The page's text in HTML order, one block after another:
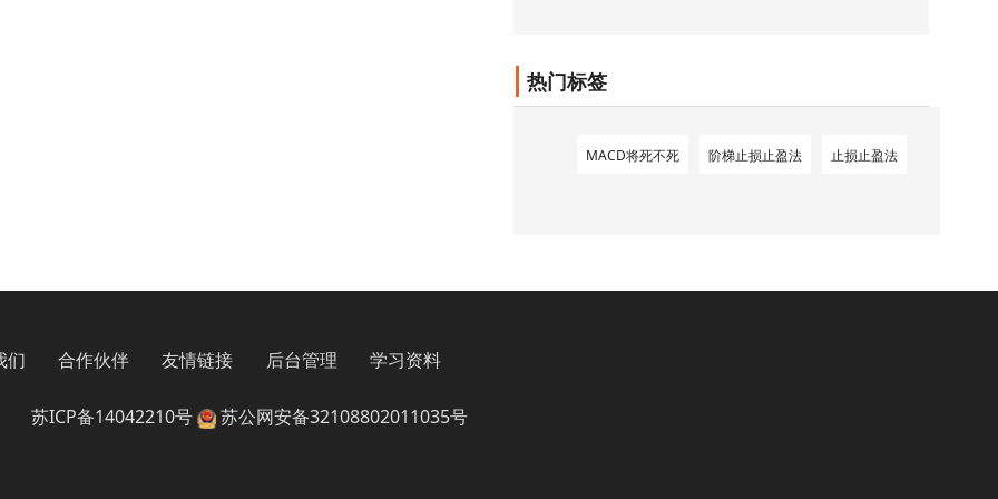
热门标签
MACD将死不死 阶梯止损止盈法 止损止盈法
们 合作伙伴 友情链接 后台管理 学习资料
苏ICP备14042210号 苏公网安备32108802011035号